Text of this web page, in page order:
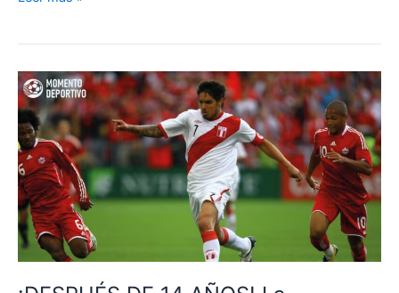
República
Dominicana
HOY:
canal
TV
y
cómo
seguir
amistoso